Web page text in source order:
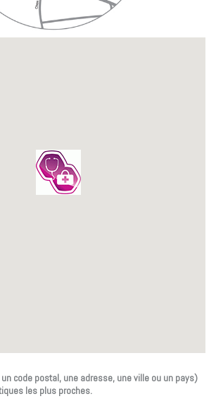
code postal, une adresse, une ville ou un pays)
les plus proches.